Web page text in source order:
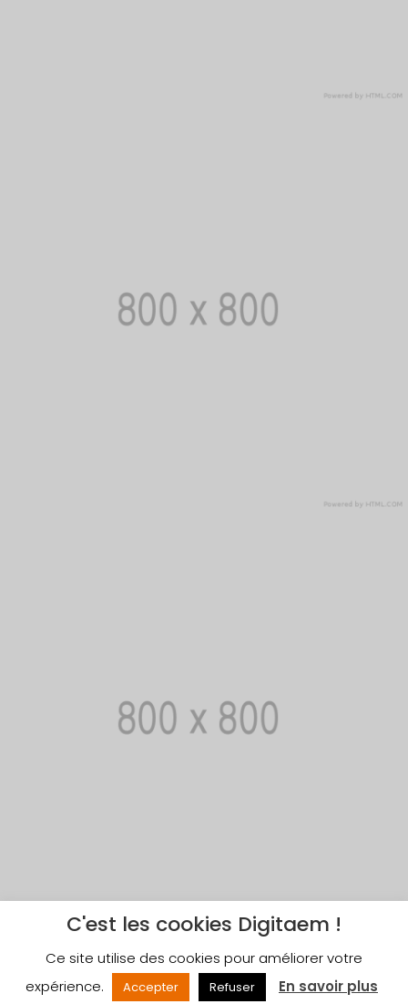
Copyright 2022 | Designed by
MarkHendriksen.com
C'est les cookies Digitaem !
Ce site utilise des cookies pour améliorer votre
expérience.
Accepter Refuser En savoir plus